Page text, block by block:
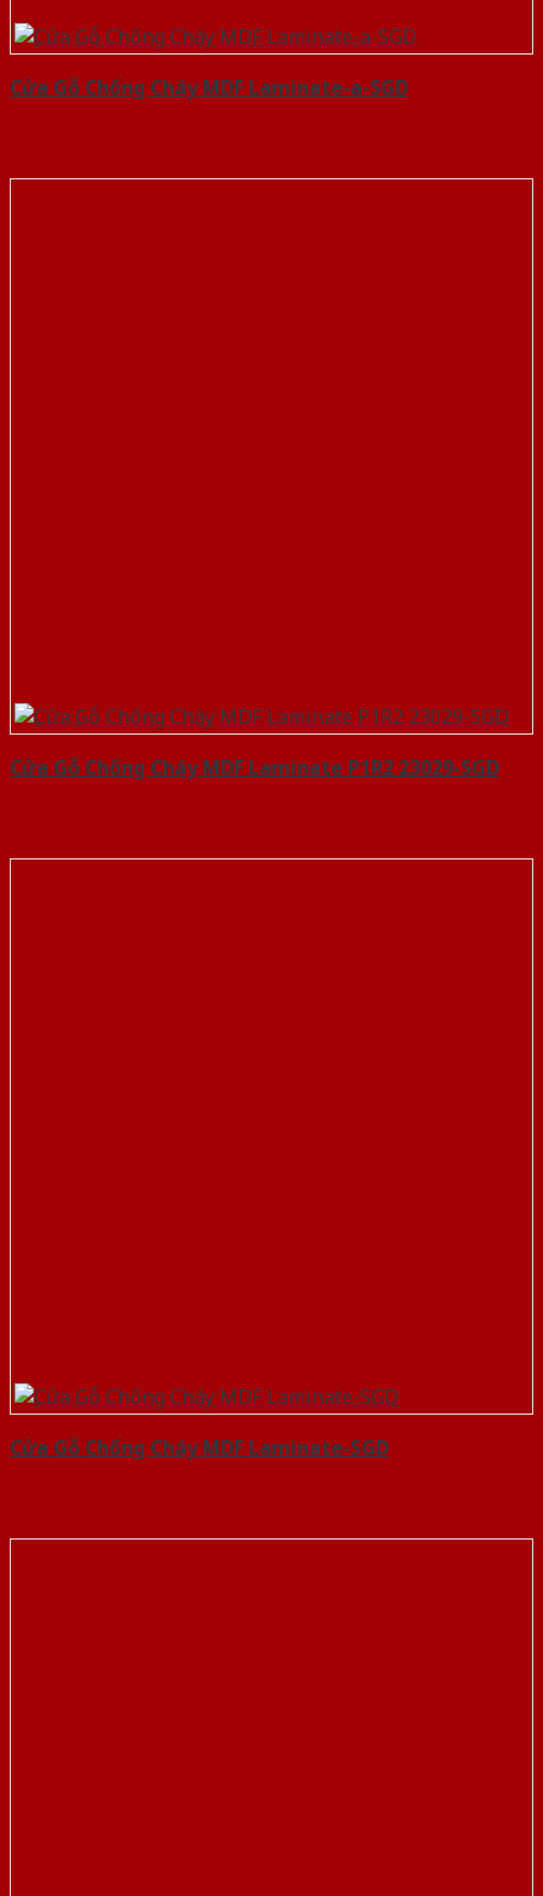
Cửa Gỗ Chống Cháy MDF Laminate-a-SGD
Cửa Gỗ Chống Cháy MDF Laminate P1R2 23029-SGD
Cửa Gỗ Chống Cháy MDF Laminate-SGD